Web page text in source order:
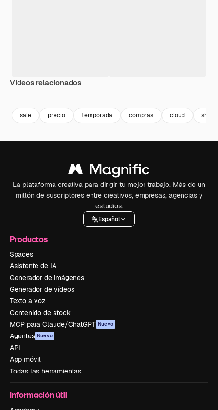
Vídeos relacionados
sale precio temporada compras cloud
La plataforma creativa para dirigir tu mejor trabajo. Más de un
millón de suscriptores entre creativos, empresas, agencias y
estudios.
Español
Productos
Spaces
Asistente de IA
Generador de imágenes
Generador de vídeos
Texto a voz
Contenido de stock
MCP para Claude/ChatGPT Nuevo
Agentes Nuevo
API
App móvil
Todas las herramientas
Información útil